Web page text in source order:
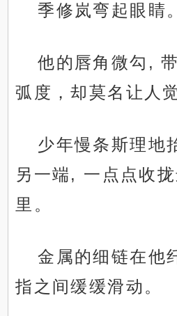
季修岚弯起眼睛。
他的唇角微勾,
弧度，却莫名让人
少年慢条斯理地
另一端, 一点点收
里。
金属的细链在他
指之间缓缓滑动。